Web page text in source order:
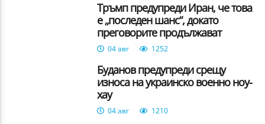
Тръмп предупреди Иран, че това
е „последен шанс“, докато
преговорите продължават
04 авг 1252
Буданов предупреди срещу
износа на украинско военно ноу-
хау
04 авг 1210